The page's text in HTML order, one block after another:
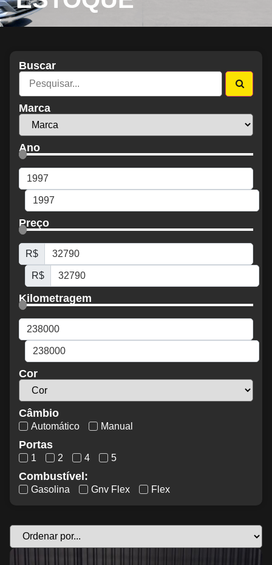
Buscar
Marca
Ano
Preço
R$
R$
Kilometragem
Cor
Câmbio
Automático Manual
Portas
1 2 4 5
Combustível:
Gasolina Gnv Flex Flex